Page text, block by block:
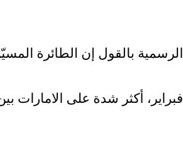
بالقول إن الطائرة
على الهجوم الأميركي الإسرائيلي، والذي بدأ عليها في 28